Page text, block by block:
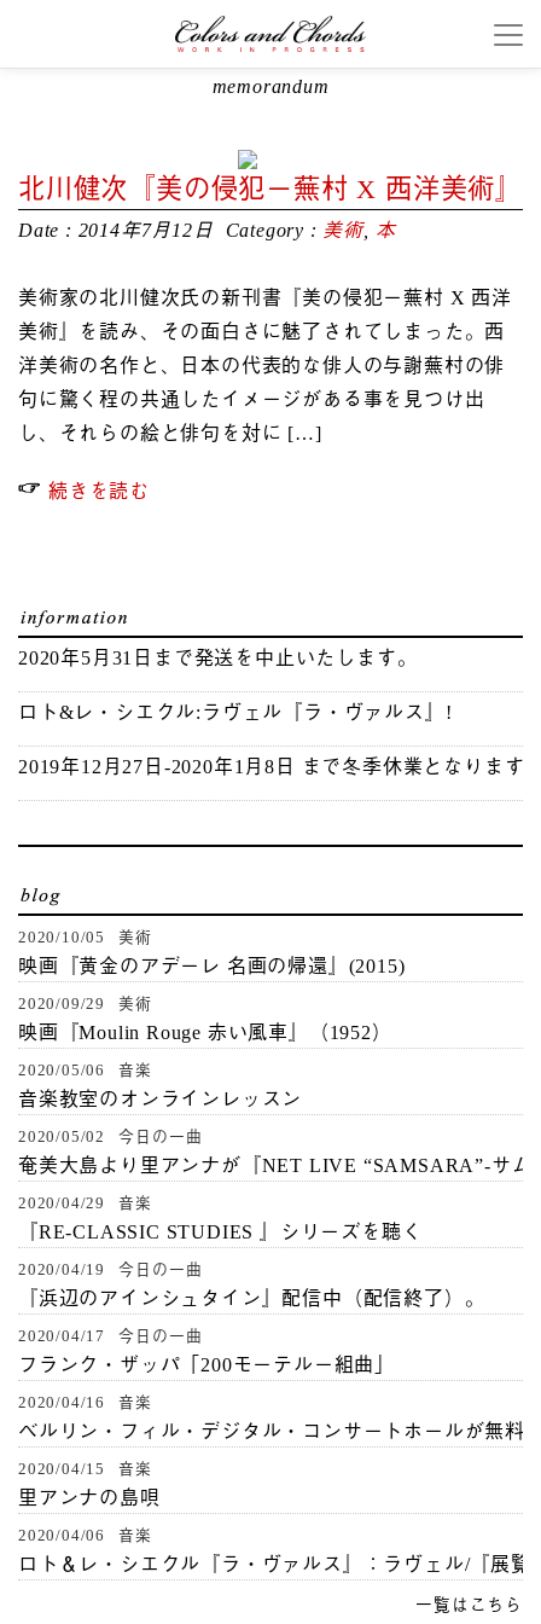
memorandum
北川健次『美の侵犯ー蕪村 X 西洋美術』
Date : 2014年7月12日 Category : 美術, 本
美術家の北川健次氏の新刊書『美の侵犯ー蕪村 X 西洋
美術』を読み、その面白さに魅了されてしまった。西
洋美術の名作と、日本の代表的な俳人の与謝蕪村の俳
句に驚く程の共通したイメージがある事を見つけ出
し、それらの絵と俳句を対に […]
続きを読む
2020年5月31日まで発送を中止いたします。
ロト&レ・シエクル:ラヴェル『ラ・ヴァルス』!
2019年12月27日-2020年1月8日 まで冬季休業となります
2020/10/05 美術
映画『黄金のアデーレ 名画の帰還』(2015)
2020/09/29 美術
映画『Moulin Rouge 赤い風車』（1952）
2020/05/06 音楽
音楽教室のオンラインレッスン
2020/05/02 今日の一曲
奄美大島より里アンナが『NET LIVE “SAMSARA”-サ
2020/04/29 音楽
『RE-CLASSIC STUDIES 』シリーズを聴く
2020/04/19 今日の一曲
『浜辺のアインシュタイン』配信中（配信終了）。
2020/04/17 今日の一曲
フランク・ザッパ「200モーテルー組曲」
2020/04/16 音楽
ベルリン・フィル・デジタル・コンサートホールが無料
2020/04/15 音楽
里アンナの島唄
2020/04/06 音楽
ロト＆レ・シエクル『ラ・ヴァルス』：ラヴェル/『展
一覧はこちら